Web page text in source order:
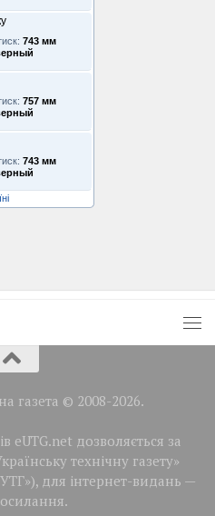
743 мм
757 мм
743 мм
газета © 2008-2026.
eUTG.net дозволяється за
технічну газету»
для інтернет-видань —